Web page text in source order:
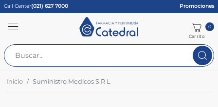
Call Center(021) 627 7000 Promociones
Carrito
0
Inicio Suministro Medicos S R L